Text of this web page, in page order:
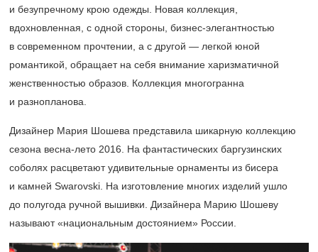
и безупречному крою одежды. Новая коллекция,
вдохновленная, с одной стороны, бизнес-элегантностью
в современном прочтении, а с другой — легкой юной
романтикой, обращает на себя внимание харизматичной
женственностью образов. Коллекция многогранна
и разнопланова.
Дизайнер Мария Шошева представила шикарную коллекцию
сезона весна-лето 2016. На фантастических баргузинских
соболях расцветают удивительные орнаменты из бисера
и камней Swarovski. На изготовление многих изделий ушло
до полугода ручной вышивки. Дизайнера Марию Шошеву
называют «национальным достоянием» России.